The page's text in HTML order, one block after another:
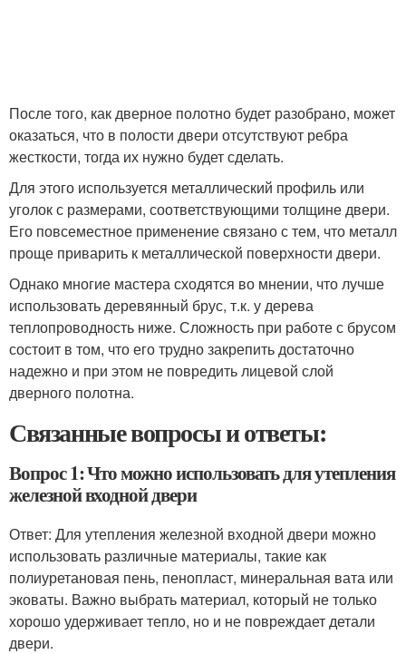
После того, как дверное полотно будет разобрано, может
оказаться, что в полости двери отсутствуют ребра
жесткости, тогда их нужно будет сделать.
Для этого используется металлический профиль или
уголок с размерами, соответствующими толщине двери.
Его повсеместное применение связано с тем, что металл
проще приварить к металлической поверхности двери.
Однако многие мастера сходятся во мнении, что лучше
использовать деревянный брус, т.к. у дерева
теплопроводность ниже. Сложность при работе с брусом
состоит в том, что его трудно закрепить достаточно
надежно и при этом не повредить лицевой слой
дверного полотна.
Связанные вопросы и ответы:
Вопрос 1: Что можно использовать для утепления
железной входной двери
Ответ: Для утепления железной входной двери можно
использовать различные материалы, такие как
полиуретановая пень, пенопласт, минеральная вата или
эковаты. Важно выбрать материал, который не только
хорошо удерживает тепло, но и не повреждает детали
двери.